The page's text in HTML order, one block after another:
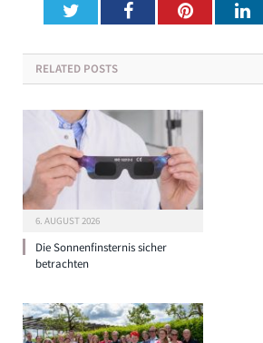
TwitterFacebookPinterest
RELATED POSTS
6. AUGUST 2026
Die Sonnenfinsternis sicher
betrachten